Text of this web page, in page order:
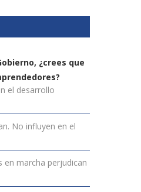
¿crees que
el desarrollo
No influyen en el
en marcha perjudican